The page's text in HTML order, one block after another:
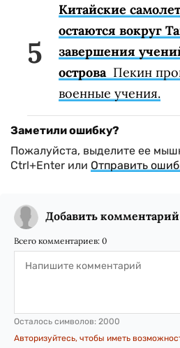
Китайские
остаются вокруг
завершения
острова Пекин
военные учения.
Заметили ошибку?
Пожалуйста, выделите ее
Ctrl+Enter или Отправить
Добавить комментарий
Всего комментариев: 0
Осталось символов: 2000
Авторизуйтесь, чтобы иметь